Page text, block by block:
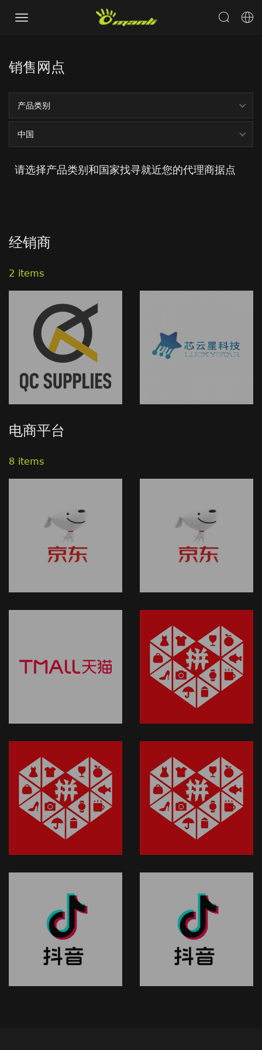
销售网点
产品类别
中国
请选择产品类别和国家找寻就近您的代理商据点
经销商
2 items
电商平台
8 items